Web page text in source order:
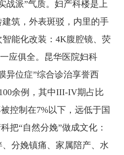
战派”气质。妇产科楼是上
筑，外表斑驳，内里的手
能化改装：4K腹腔镜、荧
应俱全。昆华医院妇科
异位症”综合诊治享誉西
余例，其中III-IV期占比
控制在7%以下，远低于国
把“自然分娩”做成文化：
分娩镇痛、家属陪产、水